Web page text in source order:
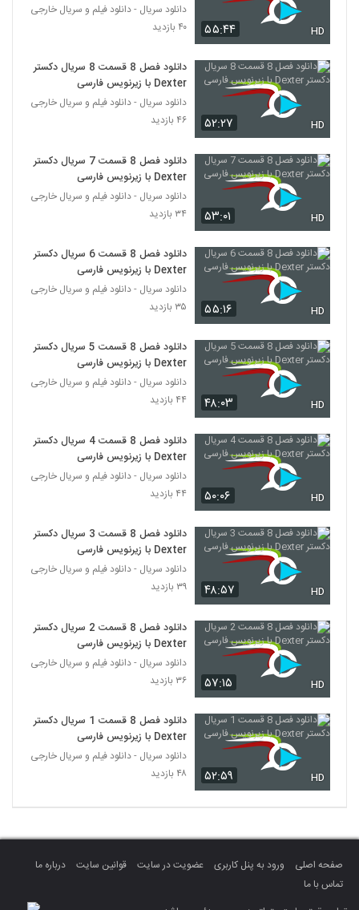
۵۵:۴۴ HD
دانلود سریال - دانلود فیلم و سریال خارجی
۴۰ بازدید
۵۲:۲۷ HD
دانلود فصل 8 قسمت 8 سریال دکستر
Dexter با زیرنویس فارسی
دانلود سریال - دانلود فیلم و سریال خارجی
۴۶ بازدید
۵۳:۰۱ HD
دانلود فصل 8 قسمت 7 سریال دکستر
Dexter با زیرنویس فارسی
دانلود سریال - دانلود فیلم و سریال خارجی
۳۴ بازدید
۵۵:۱۶ HD
دانلود فصل 8 قسمت 6 سریال دکستر
Dexter با زیرنویس فارسی
دانلود سریال - دانلود فیلم و سریال خارجی
۳۵ بازدید
۴۸:۰۳ HD
دانلود فصل 8 قسمت 5 سریال دکستر
Dexter با زیرنویس فارسی
دانلود سریال - دانلود فیلم و سریال خارجی
۴۴ بازدید
۵۰:۰۶ HD
دانلود فصل 8 قسمت 4 سریال دکستر
Dexter با زیرنویس فارسی
دانلود سریال - دانلود فیلم و سریال خارجی
۴۴ بازدید
۴۸:۵۷ HD
دانلود فصل 8 قسمت 3 سریال دکستر
Dexter با زیرنویس فارسی
دانلود سریال - دانلود فیلم و سریال خارجی
۳۹ بازدید
۵۷:۱۵ HD
دانلود فصل 8 قسمت 2 سریال دکستر
Dexter با زیرنویس فارسی
دانلود سریال - دانلود فیلم و سریال خارجی
۳۶ بازدید
۵۲:۵۹ HD
دانلود فصل 8 قسمت 1 سریال دکستر
Dexter با زیرنویس فارسی
دانلود سریال - دانلود فیلم و سریال خارجی
۴۸ بازدید
صفحه اصلی ورود به پنل کاربری عضویت در سایت قوانین سایت
درباره ما
تماس با ما